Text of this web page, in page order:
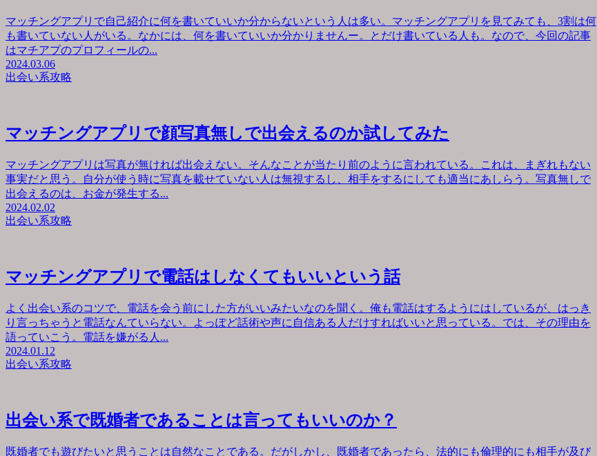
マッチングアプリで自己紹介に何を書いていいか分からないという人は多い。マッチングアプリを見てみても、3割は何
も書いていない人がいる。なかには、何を書いていいか分かりませんー。とだけ書いている人も。なので、今回の記事
はマチアプのプロフィールの...
2024.03.06
出会い系攻略
マッチングアプリで顔写真無しで出会えるのか試してみた
マッチングアプリは写真が無ければ出会えない。そんなことが当たり前のように言われている。これは、まぎれもない
事実だと思う。自分が使う時に写真を載せていない人は無視するし、相手をするにしても適当にあしらう。写真無しで
出会えるのは、お金が発生する...
2024.02.02
出会い系攻略
マッチングアプリで電話はしなくてもいいという話
よく出会い系のコツで、電話を会う前にした方がいいみたいなのを聞く。俺も電話はするようにはしているが、はっき
り言っちゃうと電話なんていらない。よっぽど話術や声に自信ある人だけすればいいと思っている。では、その理由を
語っていこう。電話を嫌がる人...
2024.01.12
出会い系攻略
出会い系で既婚者であることは言ってもいいのか？
既婚者でも遊びたいと思うことは自然なことである。だがしかし、既婚者であったら、法的にも倫理的にも相手が及び